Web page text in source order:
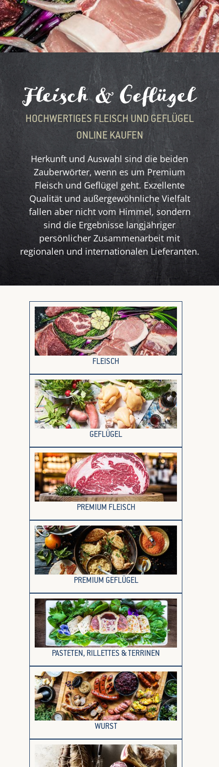
Fleisch & Geflügel
HOCHWERTIGES FLEISCH UND GEFLÜGEL
ONLINE KAUFEN
Herkunft und Auswahl sind die beiden
Zauberwörter, wenn es um Premium
Fleisch und Geflügel geht. Exzellente
Qualität und außergewöhnliche Vielfalt
fallen aber nicht vom Himmel, sondern
sind die Ergebnisse langjähriger
persönlicher Zusammenarbeit mit
regionalen und internationalen Lieferanten.
FLEISCH
GEFLÜGEL
PREMIUM FLEISCH
PREMIUM GEFLÜGEL
PASTETEN, RILLETTES & TERRINEN
WURST